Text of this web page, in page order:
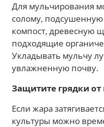
Для мульчирования
солому,
компост, древесную
подходящие
Укладывать мульчу
увлажненную почву.
Защитите грядки
Если жара
культуры можно